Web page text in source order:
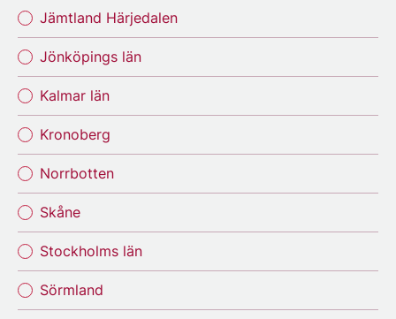
Jämtland Härjedalen
Jönköpings län
Kalmar län
Kronoberg
Norrbotten
Skåne
Stockholms län
Sörmland